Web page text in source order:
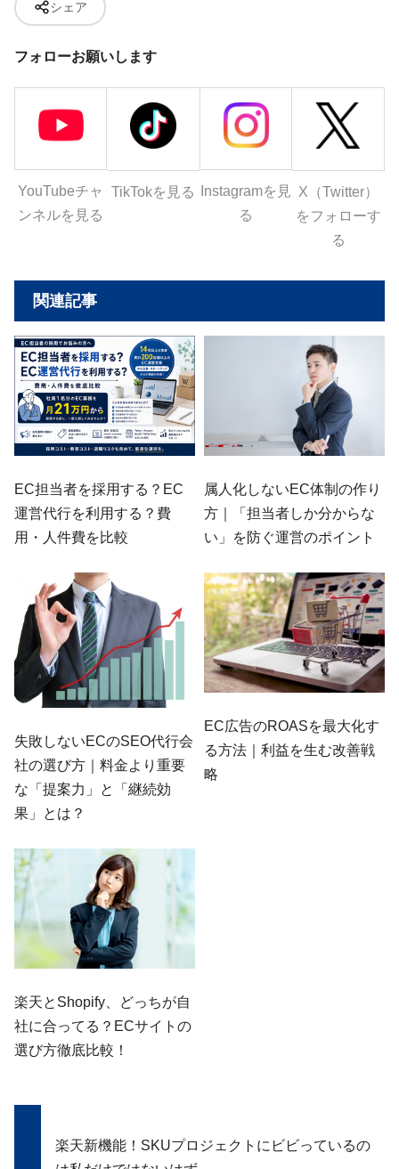
シェア
フォローお願いします
YouTubeチャ
ンネルを見る
TikTokを見る
Instagramを見
る
X（Twitter）
をフォローす
る
関連記事
EC担当者を採用する？EC
運営代行を利用する？費
用・人件費を比較
属人化しないEC体制の作り
方｜「担当者しか分からな
い」を防ぐ運営のポイント
失敗しないECのSEO代行会
社の選び方｜料金より重要
な「提案力」と「継続効
果」とは？
EC広告のROASを最大化す
る方法｜利益を生む改善戦
略
楽天とShopify、どっちが自
社に合ってる？ECサイトの
選び方徹底比較！
楽天新機能！SKUプロジェクトにビビっているの